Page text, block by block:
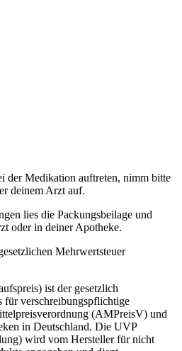
der Medikation auftreten, nimm bitte
deinem Arzt auf.
lies die Packungsbeilage und
oder in deiner Apotheke.
Mehrwertsteuer
ist der gesetzlich
für verschreibungspflichtige
(AMPreisV) und
in Deutschland. Die UVP
wird vom Hersteller für nicht